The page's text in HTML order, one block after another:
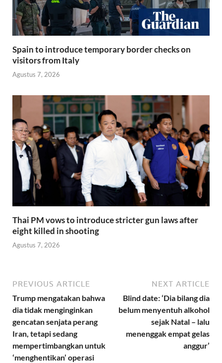
Spain to introduce temporary border checks on
visitors from Italy
Agustus 7, 2026
Thai PM vows to introduce stricter gun laws after
eight killed in shooting
Agustus 7, 2026
PREVIOUS ARTICLE
Trump mengatakan bahwa
dia tidak menginginkan
gencatan senjata perang
Iran, tetapi sedang
mempertimbangkan untuk
‘menghentikan’ operasi
NEXT ARTICLE
Blind date: ‘Dia bilang dia
belum menyentuh alkohol
sejak Natal – lalu
menenggak empat gelas
anggur’